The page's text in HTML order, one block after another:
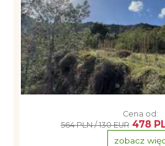
Cena od:
564 PLN / 130 EUR 478
zobacz